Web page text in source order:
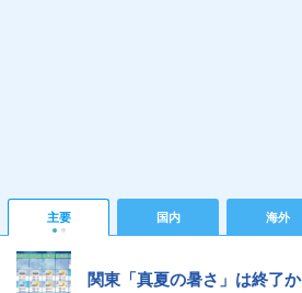
主要 国内 海外
関東「真夏の暑さ」は終了か